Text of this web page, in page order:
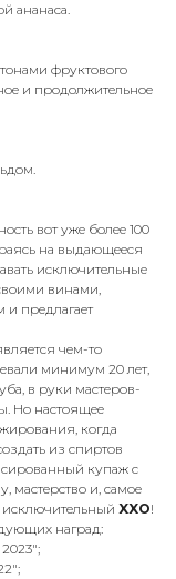
ананаса.
фруктового
и продолжительное
вот уже более 100
на выдающееся
исключительные
винами,
и предлагает
чем-то
минимум 20 лет,
в руки мастеров-
Но настоящее
когда
из спиртов
купаж с
мастерство и, самое
исключительный XXO!
наград: